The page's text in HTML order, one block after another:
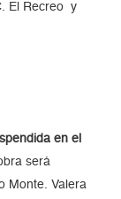
El Recreo y
en el
será
Monte. Valera